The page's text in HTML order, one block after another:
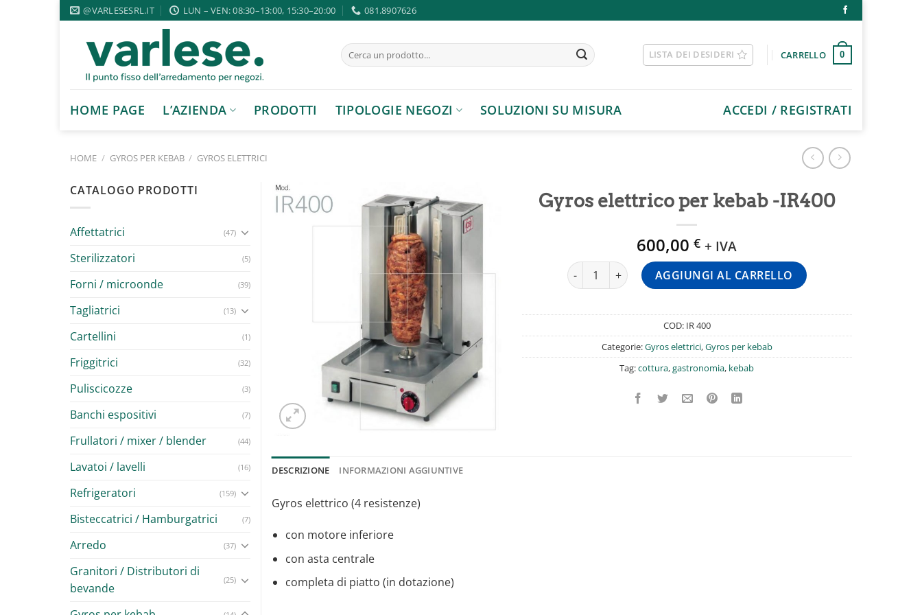
Salta
ai
contenuti
@VARLESESRL.IT LUN – VEN: 08:30–13:00, 15:30–20:00 081.8907626
Cerca: LISTA DEI DESIDERI CARRELLO 0
HOME PAGE L’AZIENDA PRODOTTI TIPOLOGIE NEGOZI SOLUZIONI SU MISURA ACCEDI / REGISTRATI
HOME / GYROS PER KEBAB / GYROS ELETTRICI
CATALOGO PRODOTTI
Affettatrici (47)
Sterilizzatori (5)
Forni / microonde (39)
Tagliatrici (13)
Cartellini (1)
Friggitrici (32)
Puliscicozze (3)
Banchi espositivi (7)
Frullatori / mixer / blender (44)
Lavatoi / lavelli (16)
Refrigeratori (159)
Bisteccatrici / Hamburgatrici (7)
Arredo (37)
Granitori / Distributori di
bevande
(25)
Gyros elettrico per kebab -IR400
600,00€ + IVA
Gyros elettrico per kebab -IR400 quantità
AGGIUNGI AL CARRELLO
COD: IR 400
Categorie:Gyros elettrici,Gyros per kebab
Tag:cottura,gastronomia, kebab
DESCRIZIONE INFORMAZIONI AGGIUNTIVE
Gyros elettrico (4 resistenze)
con motore inferiore
con asta centrale
completa di piatto (in dotazione)